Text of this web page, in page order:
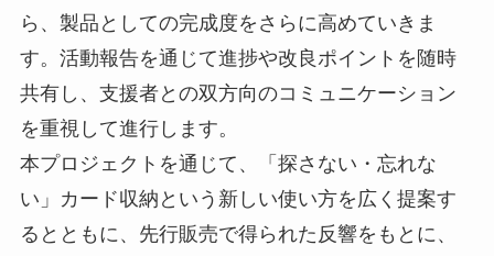
ら、製品としての完成度をさらに高めていきま
す。活動報告を通じて進捗や改良ポイントを随時
共有し、支援者との双方向のコミュニケーション
を重視して進行します。
本プロジェクトを通じて、「探さない・忘れな
い」カード収納という新しい使い方を広く提案す
るとともに、先行販売で得られた反響をもとに、